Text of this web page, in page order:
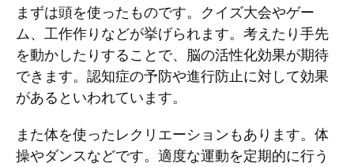
まずは頭を使ったものです。クイズ大会やゲー
ム、工作作りなどが挙げられます。考えたり手先
を動かしたりすることで、脳の活性化効果が期待
できます。認知症の予防や進行防止に対して効果
があるといわれています。
また体を使ったレクリエーションもあります。体
操やダンスなどです。適度な運動を定期的に行う